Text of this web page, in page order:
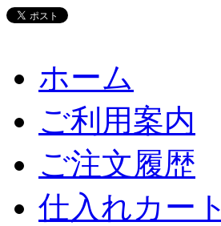
ホーム
ご利用案内
ご注文履歴
仕入れカート